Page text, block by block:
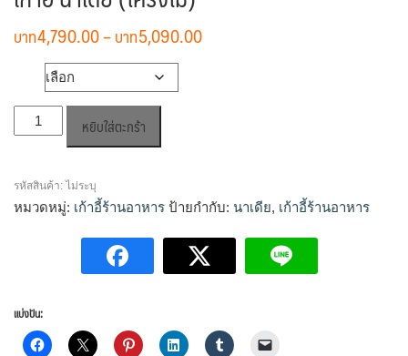
4,790.00– 5,090.00Price
จำนวน
เก้าอี้
เดีย
(โครง
หยิบใส่ตะกร้า
รหัสสินค้า: ไม่ระบุ
หมวดหมู่: เก้าอี้ร้านอาหาร ป้ายกำกับ: นาเดีย, เก้าอี้ร้านอาหาร
แบ่งปัน: